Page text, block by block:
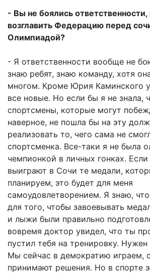
- Вы не боялись
возглавить Федерацию перед
Олимпиадой?
- Я ответственности вообще не
знаю ребят, знаю команду, хотя
многом. Кроме Юрия Каминского
все новые. Но если бы я не знала,
спортсмены, которые могут
наверное, не пошла бы на эту
реализовать то, чего сама не
спортсменка. Все-таки я не была
чемпионкой в личных гонках. Если
выиграют в Сочи те медали,
планируем, это будет для меня
самоудовлетворением. Я знаю,
для того, чтобы завоевывать
и лыжи были правильно
вовремя доктор увидел, что ты
пустил тебя на тренировку.
Мы сейчас в демократию играем,
принимают решения. Но в спорте